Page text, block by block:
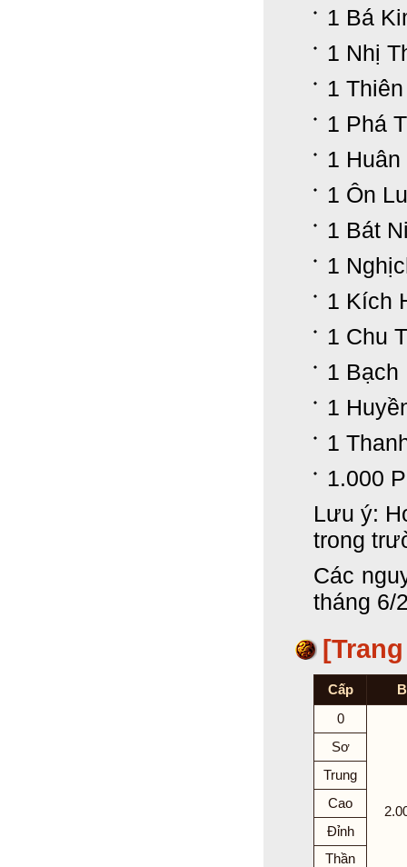
1 Bá
1 Nhị
1
1 Phá
1
1 Ôn
1 Bát
1
1 Kích
1 Chu
1 Bạch
1
1
1.000
Lưu ý:
trong
Các
tháng 6/
Cấp
0
Sơ
Trung
Cao
Đỉnh
Thần